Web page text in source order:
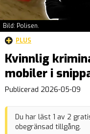
Bild: Polisen.
PLUS
Kvinnlig
mobiler i
Publicerad 2026-05-09
Du har läst 1 av 2
obegränsad tillgång.